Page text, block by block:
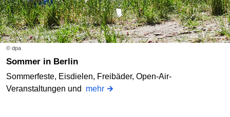
© dpa
Sommer in Berlin
Sommerfeste, Eisdielen, Freibäder, Open-Air-
Veranstaltungen und mehr